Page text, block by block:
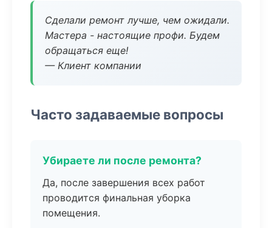
Сделали ремонт лучше, чем ожидали.
Мастера - настоящие профи. Будем
обращаться еще!
— Клиент компании
Часто задаваемые вопросы
Убираете ли после ремонта?
Да, после завершения всех работ
проводится финальная уборка
помещения.